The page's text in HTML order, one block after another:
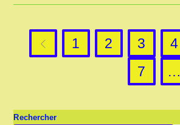
Go to the previous page
1 2 3 4
7
…
Rechercher